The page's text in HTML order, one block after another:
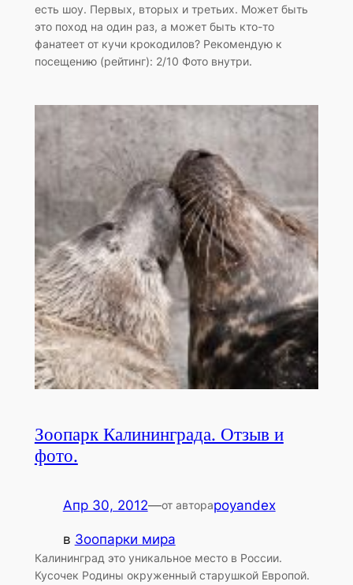
есть шоу. Первых, вторых и третьих. Может быть
это поход на один раз, а может быть кто-то
фанатеет от кучи крокодилов? Рекомендую к
посещению (рейтинг): 2/10 Фото внутри.
Зоопарк Калининграда. Отзыв и
фото.
Апр 30, 2012—от автораpoyandex
в Зоопарки мира
Калининград это уникальное место в России.
Кусочек Родины окруженный старушкой Европой.